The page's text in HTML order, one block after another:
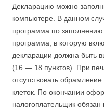
Декларацию можно
компьютере. В данном
программа по
программа, в которую
декларации должна быть
(16 — 18 пунктов). При
отсутствовать
клеток. По окончании
налогоплательщик